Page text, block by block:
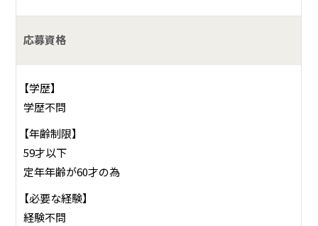
応募資格
【学歴】
学歴不問
【年齢制限】
59才以下
定年年齢が60才の為
【必要な経験】
経験不問